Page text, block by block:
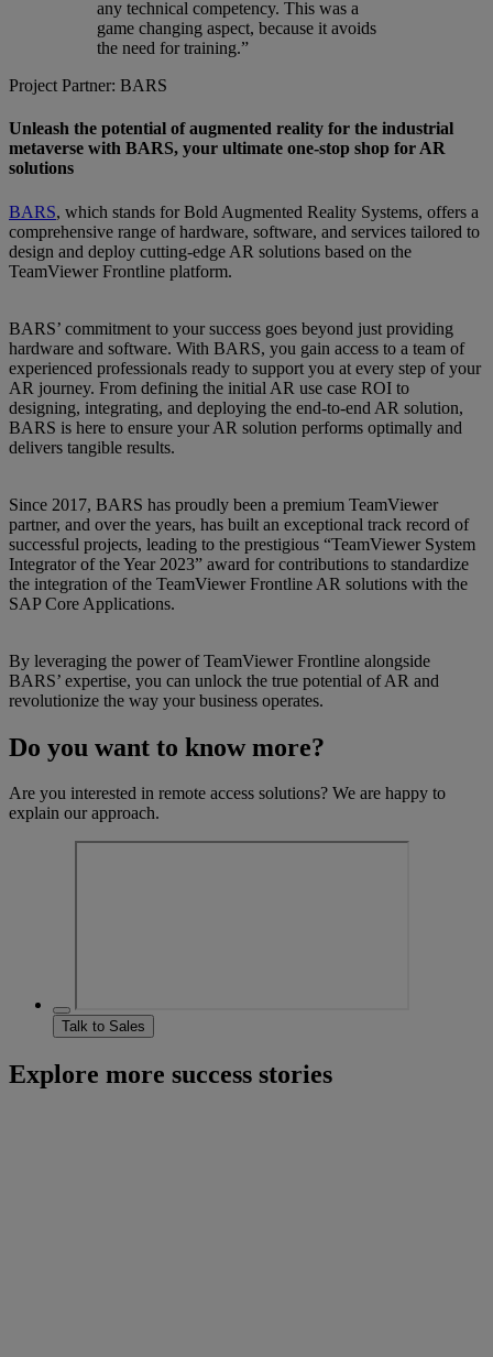
any technical competency. This was a
game changing aspect, because it avoids
the need for training.”
Project Partner: BARS
Unleash the potential of augmented reality for the industrial
metaverse with BARS, your ultimate one-stop shop for AR
solutions
BARS, which stands for Bold Augmented Reality Systems, offers a
comprehensive range of hardware, software, and services tailored to
design and deploy cutting-edge AR solutions based on the
TeamViewer Frontline platform.
BARS’ commitment to your success goes beyond just providing
hardware and software. With BARS, you gain access to a team of
experienced professionals ready to support you at every step of your
AR journey. From defining the initial AR use case ROI to
designing, integrating, and deploying the end-to-end AR solution,
BARS is here to ensure your AR solution performs optimally and
delivers tangible results.
Since 2017, BARS has proudly been a premium TeamViewer
partner, and over the years, has built an exceptional track record of
successful projects, leading to the prestigious “TeamViewer System
Integrator of the Year 2023” award for contributions to standardize
the integration of the TeamViewer Frontline AR solutions with the
SAP Core Applications.
By leveraging the power of TeamViewer Frontline alongside
BARS’ expertise, you can unlock the true potential of AR and
revolutionize the way your business operates.
Do you want to know more?
Are you interested in remote access solutions? We are happy to
explain our approach.
Talk to Sales
Explore more success stories